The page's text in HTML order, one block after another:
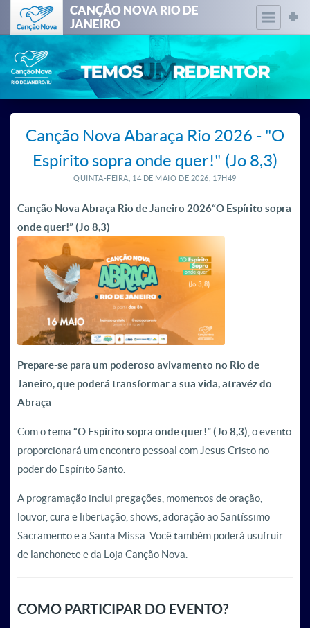
CANÇÃO NOVA RIO DE
JANEIRO
Canção Nova Abaraça Rio 2026 - "O
Espírito sopra onde quer!" (Jo 8,3)
QUINTA-FEIRA, 14 DE MAIO DE 2026, 17H49
Canção Nova Abraça Rio de Janeiro 2026“O Espírito sopra
onde quer!” (Jo 8,3)
Prepare-se para um poderoso avivamento no Rio de
Janeiro, que poderá transformar a sua vida, atravéz do
Abraça
Com o tema “O Espírito sopra onde quer!” (Jo 8,3) , o evento
proporcionará um encontro pessoal com Jesus Cristo no
poder do Espírito Santo.
A programação inclui pregações, momentos de oração,
louvor, cura e libertação, shows, adoração ao Santíssimo
Sacramento e a Santa Missa. Você também poderá usufruir
de lanchonete e da Loja Canção Nova.
COMO PARTICIPAR DO EVENTO?